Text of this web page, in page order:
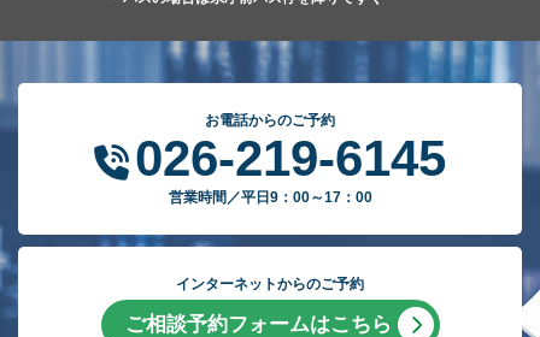
お電話からのご予約
026-219-6145
営業時間／平日9：00～17：00
インターネットからのご予約
ご相談予約フォームはこちら